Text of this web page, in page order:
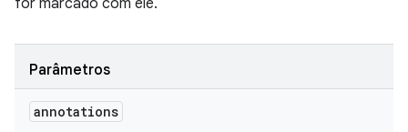
for marcado com ele.
Parâmetros
annotations